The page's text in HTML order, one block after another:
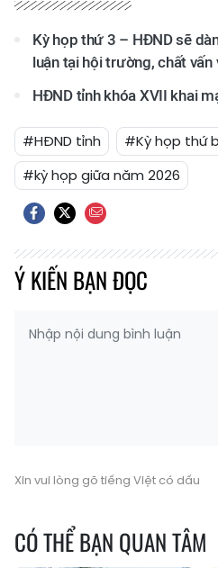
Kỳ họp thứ 3 – HĐND sẽ
luận tại hội trường, chất vấn
HĐND tỉnh khóa XVII khai
#HĐND tỉnh
#Kỳ họp thứ
#kỳ họp giữa năm 2026
Ý KIẾN BẠN ĐỌC
Xin vui lòng gõ tiếng Việt có dấu
CÓ THỂ BẠN QUAN TÂM